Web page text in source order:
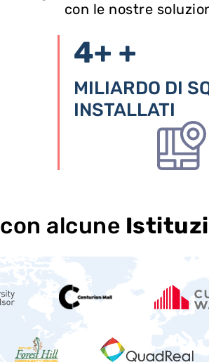
con le nostre
4+ +
MILIARDO DI
INSTALLATI
alcune